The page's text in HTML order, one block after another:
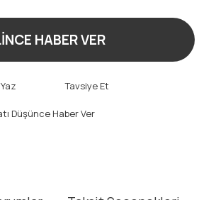
HABER VER
Tavsiye Et
Düşünce Haber Ver